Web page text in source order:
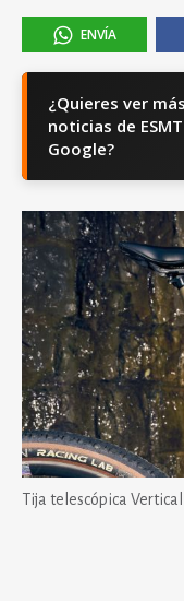
ENVÍA
¿Quieres ver más
noticias de
Google?
Tija telescópica